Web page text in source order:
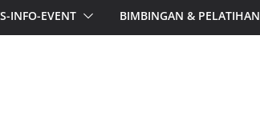
INFO-EVENT BIMBINGAN & PELATIHAN